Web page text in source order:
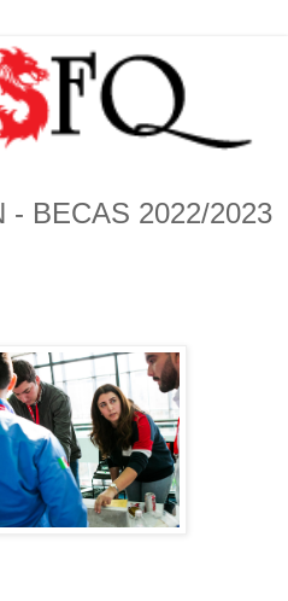
- BECAS 2022/2023